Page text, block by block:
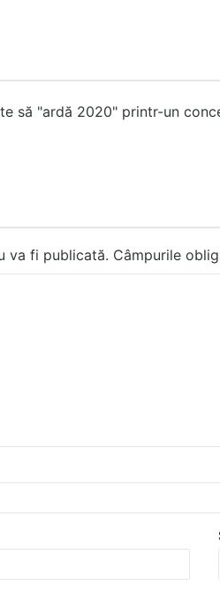
să "ardă 2020" printr-un
va fi publicată. Câmpurile